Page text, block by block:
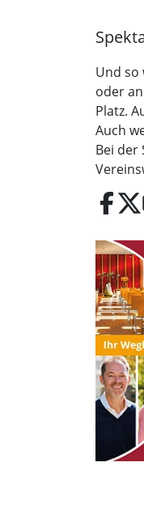
Und so
oder
Platz.
Auch
Bei der